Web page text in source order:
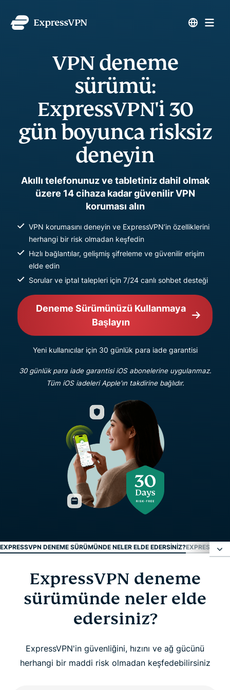
VPN deneme
sürümü:
ExpressVPN'i 30
gün boyunca risksiz
deneyin
Akıllı telefonunuz ve tabletiniz dahil olmak
üzere 14 cihaza kadar güvenilir VPN
koruması alın
VPN korumasını deneyin ve ExpressVPN’in özelliklerini
herhangi bir risk olmadan keşfedin
Hızlı bağlantılar, gelişmiş şifreleme ve güvenilir erişim
elde edin
Sorular ve iptal talepleri için 7/24 canlı sohbet desteği
Deneme Sürümünüzü Kullanmaya
Başlayın
Yeni kullanıcılar için 30 günlük para iade garantisi
30 günlük para iade garantisi iOS abonelerine uygulanmaz.
Tüm iOS iadeleri Apple'ın takdirine bağlıdır.
EXPRESSVPN DENEME SÜRÜMÜNDE NELER ELDE EDERSINIZ?
ExpressVPN deneme sürümünde neler elde
edersiniz?
ExpressVPN’i kullanmaya 3 kolay adımda başlayın
İzleyin: ExpressVPN deneme sürümü nasıl
etkinleştirilir?
ExpressVPN deneme
sürümünde neler elde
edersiniz?
ExpressVPN'in güvenliğini, hızını ve ağ gücünü
herhangi bir maddi risk olmadan keşfedebilirsiniz